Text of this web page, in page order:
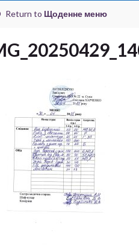
Return to Щоденне меню